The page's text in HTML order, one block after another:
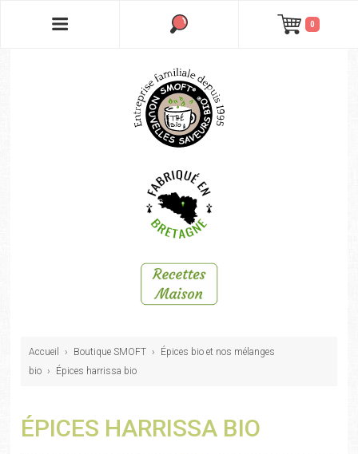
0
Accueil › Boutique SMOFT ›
Épices bio et nos mélanges
bio › Épices harrissa bio
ÉPICES HARRISSA BIO